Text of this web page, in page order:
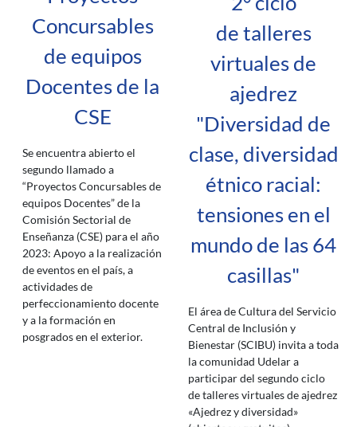
Concursables
de equipos
Docentes de la
CSE
Se encuentra abierto el
segundo llamado a
“Proyectos Concursables de
equipos Docentes” de la
Comisión Sectorial de
Enseñanza (CSE) para el año
2023: Apoyo a la realización
de eventos en el país, a
actividades de
perfeccionamiento docente
y a la formación en
posgrados en el exterior.
de talleres
virtuales de
ajedrez
"Diversidad de
clase, diversidad
étnico racial:
tensiones en el
mundo de las 64
casillas"
El área de Cultura del Servicio
Central de Inclusión y
Bienestar (SCIBU) invita a toda
la comunidad Udelar a
participar del segundo ciclo
de talleres virtuales de ajedrez
«Ajedrez y diversidad»